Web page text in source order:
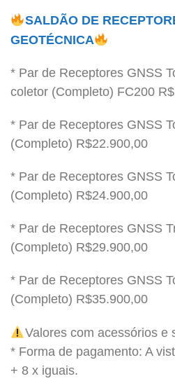
SALDÃO DE
GEOTÉCNICA
* Par de Receptores GNSS
coletor (Completo) FC200
* Par de Receptores GNSS
(Completo) R$22.900,00
* Par de Receptores GNSS
(Completo) R$24.900,00
* Par de Receptores GNSS
(Completo) R$29.900,00
* Par de Receptores GNSS
(Completo) R$35.900,00
Valores com acessórios e
* Forma de pagamento: A
+ 8 x iguais.